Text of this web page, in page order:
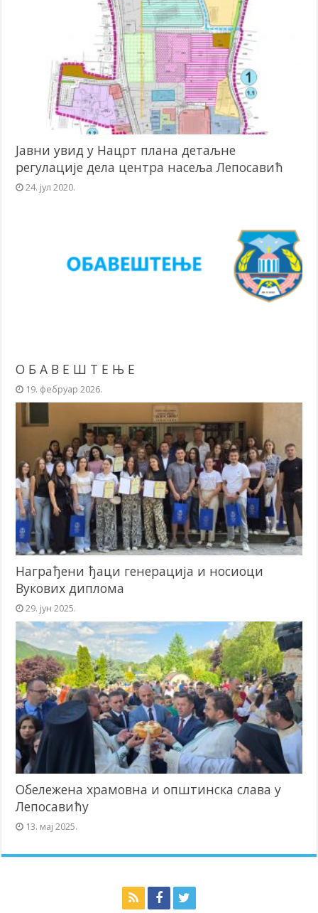
Јавни увид у Нацрт плана детаљне
регулације дела центра насеља Лепосавић
24. јул 2020.
О Б А В Е Ш Т Е Њ Е
19. фебруар 2026.
Награђени ђаци генерација и носиоци
Вукових диплома
29. јун 2025.
Обележена храмовна и општинска слава у
Лепосавићу
13. мај 2025.